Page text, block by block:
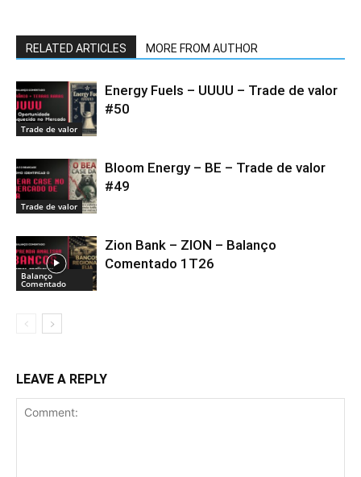
RELATED ARTICLES MORE FROM AUTHOR
Trade de valor
Energy Fuels – UUUU – Trade de valor
#50
Trade de valor
Bloom Energy – BE – Trade de valor
#49
Balanço
Comentado
Zion Bank – ZION – Balanço
Comentado 1T26
LEAVE A REPLY